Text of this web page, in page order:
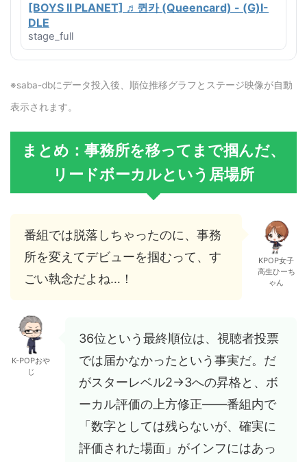
[BOYS II PLANET] ♬퀸카 (Queencard) - (G)I-
DLE
stage_full
※saba-dbにデータ投入後、順位推移グラフとステージ映像が自動
表示されます。
まとめ：事務所を移ってまで掴んだ、
リードボーカルという居場所
番組では脱落しちゃったのに、事務
所を変えてデビューを掴むって、す
ごい執念だよね…！
KPOP女子
高生ひーち
ゃん
K-POPおや
じ
36位という最終順位は、視聴者投票
では届かなかったという事実だ。だ
がスターレベル2→3への昇格と、ボ
ーカル評価の上方修正——番組内で
「数字としては残らないが、確実に
評価された場面」がインフにはあっ